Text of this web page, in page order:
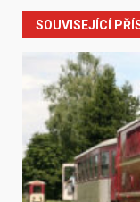
SOUVISEJÍCÍ